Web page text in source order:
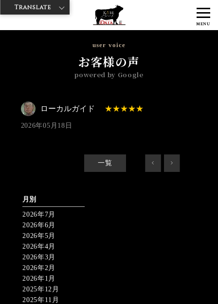
MENU
神戸牛ダイヤ > 神戸牛ダイア 浅草楽天地店
ロー
カルガイド 2026/05/18 No_review
user voice
お客様の声
powered by Google
ローカルガイド
2026年05月18日
一覧 < >
月別
2026年7月
2026年6月
2026年5月
2026年4月
2026年3月
2026年2月
2026年1月
2025年12月
2025年11月
Translate